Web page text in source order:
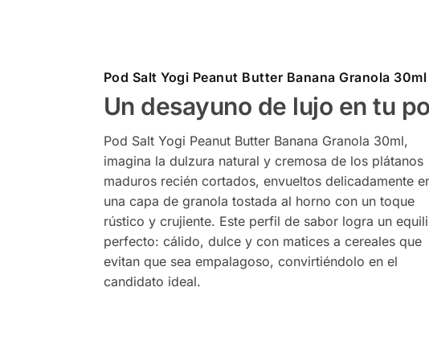
Pod Salt Yogi Peanut Butter Banana Granola 30ml
Un desayuno de lujo en tu
Pod Salt Yogi Peanut Butter Banana Granola 30ml,
imagina la dulzura natural y cremosa de los plátanos
maduros recién cortados, envueltos delicadamente
una capa de granola tostada al horno con un toque
rústico y crujiente. Este perfil de sabor logra un
perfecto: cálido, dulce y con matices a cereales que
evitan que sea empalagoso, convirtiéndolo en el
candidato ideal.